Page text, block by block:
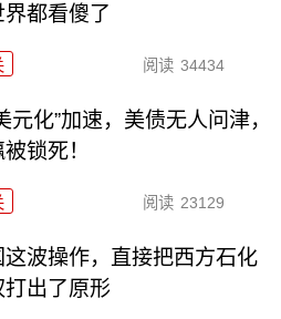
界都看傻了
阅读 34434
元化”加速，美债无人问津，
锁死！
阅读 23129
这波操作，直接把西方石化
打出了原形